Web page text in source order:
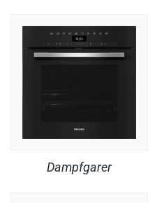
Dampfgarer